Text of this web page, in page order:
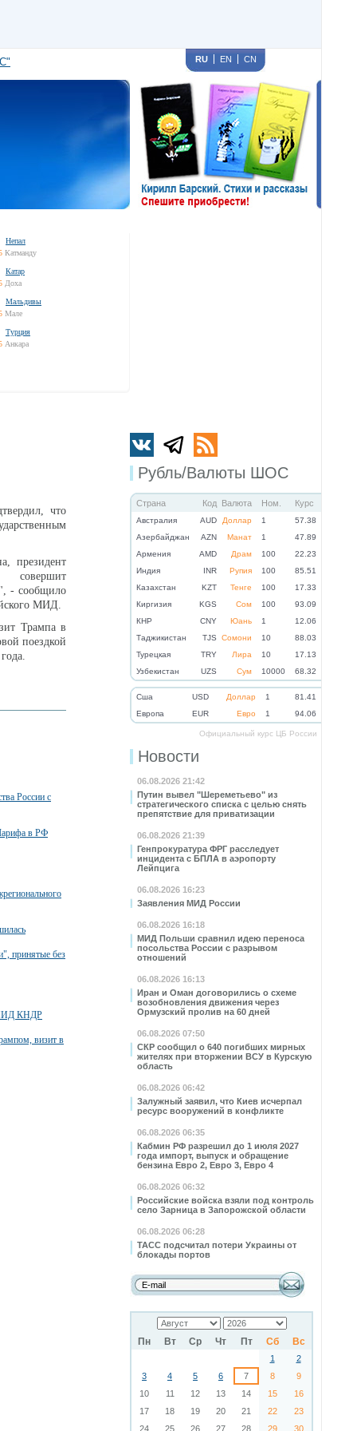
RU EN CN
Непал
Катманду
Катар
Доха
Мальдивы
Мале
Турция
Анкара
Рубль/Валюты ШОС
Страна Код Валюта Ном. Курс
Австралия AUD Доллар 1
57.38
Азербайджан
AZN Манат 1
47.89
Армения
AMD Драм 100
22.23
Индия
INR Рупия 100
85.51
Казахстан
KZT Тенге 100
17.33
Киргизия
KGS Сом 100
93.09
КНР
CNY Юань 1
12.06
Таджикистан
TJS Сомони 10
88.03
Турецкая
TRY Лира 10
17.13
Узбекистан
UZS Сум 10000 68.32
Cша USD Доллар 1
81.41
Eвропа
EUR Евро 1 94.06
Официальный курс ЦБ России
Новости
06.08.2026 21:42
Путин вывел "Шереметьево" из
стратегического списка с целью снять
препятствие для приватизации
06.08.2026 21:39
Генпрокуратура ФРГ расследует
инцидента с БПЛА в аэропорту
Лейпцига
06.08.2026 16:23
Заявления МИД России
06.08.2026 16:18
МИД Польши сравнил идею переноса
посольства России с разрывом
отношений
06.08.2026 16:13
Иран и Оман договорились о схеме
возобновления движения через
Ормузский пролив на 60 дней
06.08.2026 07:50
СКР сообщил о 640 погибших мирных
жителях при вторжении ВСУ в Курскую
область
06.08.2026 06:42
Залужный заявил, что Киев исчерпал
ресурс вооружений в конфликте
06.08.2026 06:35
Кабмин РФ разрешил до 1 июля 2027
года импорт, выпуск и обращение
бензина Евро 2, Евро 3, Евро 4
06.08.2026 06:32
Российские войска взяли под контроль
село Зарница в Запорожской области
06.08.2026 06:28
ТАСС подсчитал потери Украины от
блокады портов
Пн Вт Ср Чт Пт Сб Вс
1
2
3
4 5 6 7 8
9
10
11 12 13 14 15
16
17
18 19 20 21 22
23
24
25 26 27 28 29 30
что
президент
совершит
- сообщило
МИД.
Трампа в
поездкой
России с
в РФ
принятые без
МИД КНДР
визит в